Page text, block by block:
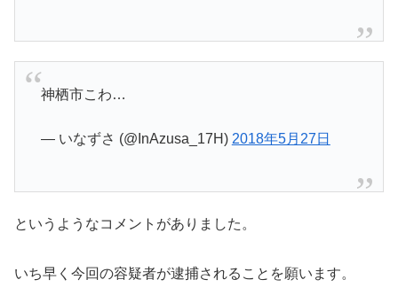
神栖市こわ…
— いなずさ (@InAzusa_17H) 2018年5月27日
というようなコメントがありました。
いち早く今回の容疑者が逮捕されることを願います。